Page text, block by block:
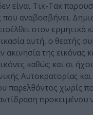
είναι Τικ-Τακ
αναβοσβήνει.
στον
αυτή, ο θεατής
της
καθώς και οι
Αυτοκρατορίας
παρελθόντος χωρίς